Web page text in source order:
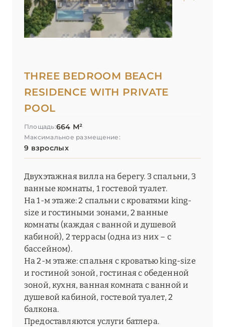
THREE BEDROOM BEACH
RESIDENCE WITH PRIVATE
POOL
Площадь:664 М²
Максимальное размещение:
9 взрослых
Двухэтажная вилла на берегу. 3 спальни, 3
ванные комнаты, 1 гостевой туалет.
На 1-м этаже: 2 спальни с кроватями king-
size и гостиными зонами, 2 ванные
комнаты (каждая с ванной и душевой
кабиной), 2 террасы (одна из них – с
бассейном).
На 2-м этаже: спальня с кроватью king-size
и гостиной зоной, гостиная с обеденной
зоной, кухня, ванная комната с ванной и
душевой кабиной, гостевой туалет, 2
балкона.
Предоставляются услуги батлера.